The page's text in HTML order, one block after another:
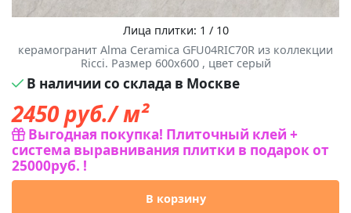
Лица плитки: 1 / 10
керамогранит Alma Ceramica GFU04RIC70R из коллекции
Ricci. Размер 600x600 , цвет серый
В наличии со склада в Москве
2450руб./ м²
Выгодная покупка! Плиточный клей +
система выравнивания плитки в подарок от
25000руб. !
В корзину